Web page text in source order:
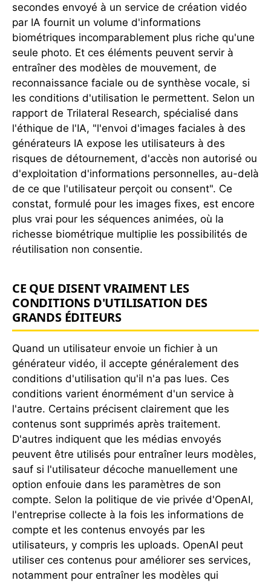
secondes envoyé à un service de création vidéo
par IA fournit un volume d'informations
biométriques incomparablement plus riche qu'une
seule photo. Et ces éléments peuvent servir à
entraîner des modèles de mouvement, de
reconnaissance faciale ou de synthèse vocale, si
les conditions d'utilisation le permettent. Selon un
rapport de Trilateral Research, spécialisé dans
l'éthique de l'IA, "l'envoi d'images faciales à des
générateurs IA expose les utilisateurs à des
risques de détournement, d'accès non autorisé ou
d'exploitation d'informations personnelles, au-delà
de ce que l'utilisateur perçoit ou consent". Ce
constat, formulé pour les images fixes, est encore
plus vrai pour les séquences animées, où la
richesse biométrique multiplie les possibilités de
réutilisation non consentie.
CE QUE DISENT VRAIMENT LES
CONDITIONS D'UTILISATION DES
GRANDS ÉDITEURS
Quand un utilisateur envoie un fichier à un
générateur vidéo, il accepte généralement des
conditions d'utilisation qu'il n'a pas lues. Ces
conditions varient énormément d'un service à
l'autre. Certains précisent clairement que les
contenus sont supprimés après traitement.
D'autres indiquent que les médias envoyés
peuvent être utilisés pour entraîner leurs modèles,
sauf si l'utilisateur décoche manuellement une
option enfouie dans les paramètres de son
compte. Selon la politique de vie privée d'OpenAI,
l'entreprise collecte à la fois les informations de
compte et les contenus envoyés par les
utilisateurs, y compris les uploads. OpenAI peut
utiliser ces contenus pour améliorer ses services,
notamment pour entraîner les modèles qui